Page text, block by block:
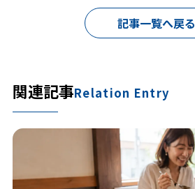
記事一覧へ戻る
関連記事Relation Entry